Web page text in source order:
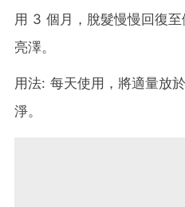
用 3 個月，脫髮慢慢回復
亮澤。
用法: 每天使用，將適量放
淨。